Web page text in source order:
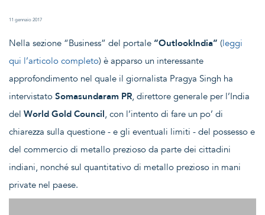
11 gennaio 2017
Nella sezione “Business” del portale “OutlookIndia” (leggi
qui l’articolo completo) è apparso un interessante
approfondimento nel quale il giornalista Pragya Singh ha
intervistato Somasundaram PR, direttore generale per l’India
del World Gold Council, con l’intento di fare un po’ di
chiarezza sulla questione - e gli eventuali limiti - del possesso e
del commercio di metallo prezioso da parte dei cittadini
indiani, nonché sul quantitativo di metallo prezioso in mani
private nel paese.